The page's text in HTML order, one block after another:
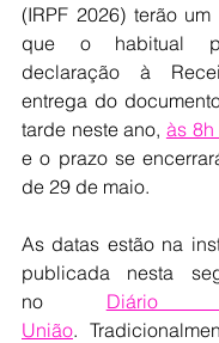
(IRPF 2026) terão
que o habitual
declaração à
entrega do
tarde neste ano, às
e o prazo se
de 29 de maio.
As datas estão na
publicada nesta
no Diário
União.